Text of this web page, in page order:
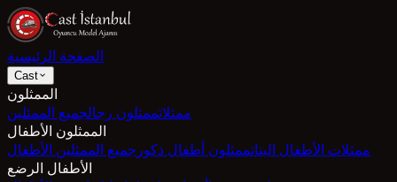
الصفحة الرئيسية
Cast
الممثلون
ممثلاتممثلون رجالجميع الممثلين
الممثلون الأطفال
ممثلات الأطفال البناتممثلون أطفال ذكور جميع الممثلين الأطفال
الأطفال الرضع